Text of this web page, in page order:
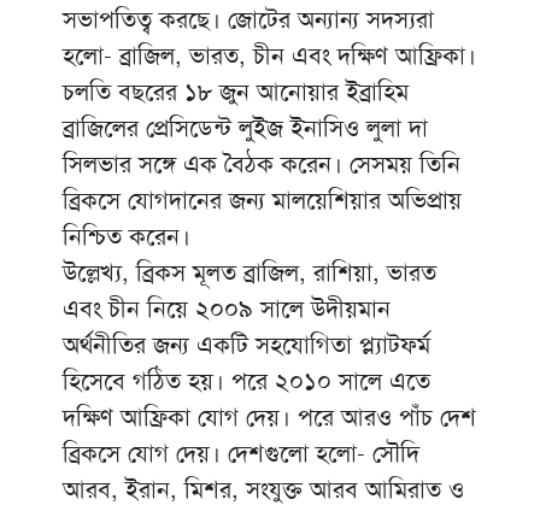
সভাপতিত্ব করছে। জোটের অন্যান্য সদস্যরা
হলো- ব্রাজিল, ভারত, চীন এবং দক্ষিণ আফ্রিকা।
চলতি বছরের ১৮ জুন আনোয়ার ইব্রাহিম
ব্রাজিলের প্রেসিডেন্ট লুইজ ইনাসিও লুলা দা
সিলভার সঙ্গে এক বৈঠক করেন। সেসময় তিনি
ব্রিকসে যোগদানের জন্য মালয়েশিয়ার অভিপ্রায়
নিশ্চিত করেন।
উল্লেখ্য, ব্রিকস মূলত ব্রাজিল, রাশিয়া, ভারত
এবং চীন নিয়ে ২০০৯ সালে উদীয়মান
অর্থনীতির জন্য একটি সহযোগিতা প্ল্যাটফর্ম
হিসেবে গঠিত হয়। পরে ২০১০ সালে এতে
দক্ষিণ আফ্রিকা যোগ দেয়। পরে আরও পাঁচ দেশ
ব্রিকসে যোগ দেয়। দেশগুলো হলো- সৌদি
আরব, ইরান, মিশর, সংযুক্ত আরব আমিরাত ও